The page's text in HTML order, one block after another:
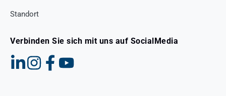
Standort
Verbinden Sie sich mit uns auf SocialMedia